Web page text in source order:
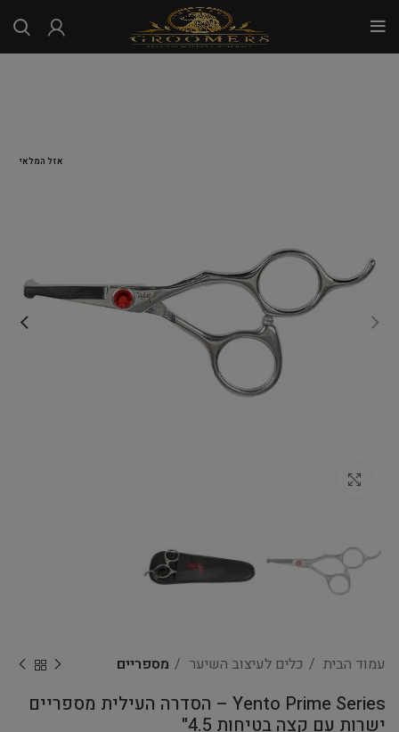
אזל המלאי
עמוד הבית כלים לעיצוב השיער מספריים
Yento Prime Series – הסדרה העילית מספריים
ישרות עם קצה בטיחות 4.5"